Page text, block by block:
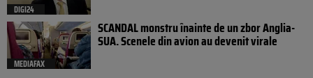
DIGI24
MEDIAFAX
SCANDAL monstru înainte de un zbor Anglia-
SUA. Scenele din avion au devenit virale